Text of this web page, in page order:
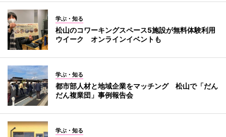
学ぶ・知る
松山のコワーキングスペース5施設が無料体験利用
ウイーク オンラインイベントも
学ぶ・知る
都市部人材と地域企業をマッチング 松山で「だん
だん複業団」事例報告会
学ぶ・知る